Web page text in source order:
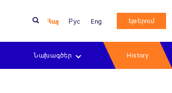
Հայ Рус Eng եթերում
Նախագծեր History